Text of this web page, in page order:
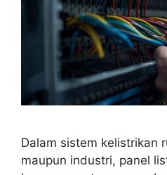
Dalam sistem kelistrikan
maupun industri, panel